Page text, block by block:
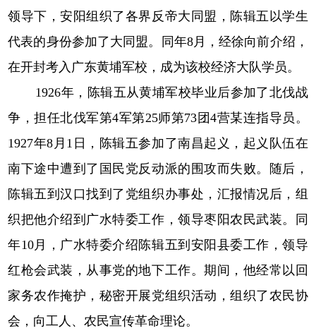
领导下，安阳组织了各界反帝大同盟，陈辑五以学生
代表的身份参加了大同盟。同年8月，经徐向前介绍，
在开封考入广东黄埔军校，成为该校经济大队学员。
1926年，陈辑五从黄埔军校毕业后参加了北伐战
争，担任北伐军第4军第25师第73团4营某连指导员。
1927年8月1日，陈辑五参加了南昌起义，起义队伍在
南下途中遭到了国民党反动派的围攻而失败。随后，
陈辑五到汉口找到了党组织办事处，汇报情况后，组
织把他介绍到广水特委工作，领导枣阳农民武装。同
年10月，广水特委介绍陈辑五到安阳县委工作，领导
红枪会武装，从事党的地下工作。期间，他经常以回
家务农作掩护，秘密开展党组织活动，组织了农民协
会，向工人、农民宣传革命理论。